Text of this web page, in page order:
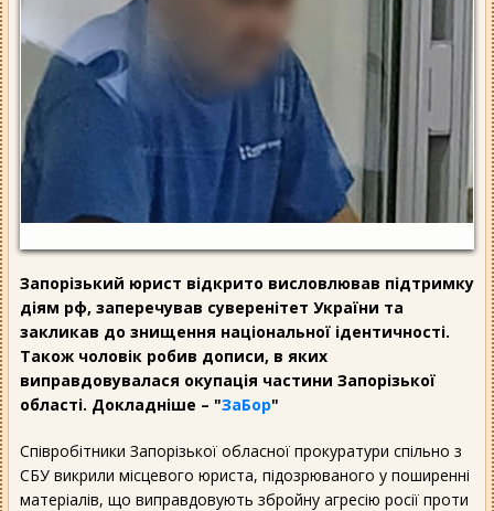
Запорізький юрист відкрито висловлював підтримку
діям рф, заперечував суверенітет України та
закликав до знищення національної ідентичності.
Також чоловік робив дописи, в яких
виправдовувалася окупація частини Запорізької
області. Докладніше – "ЗаБор"
Співробітники Запорізької обласної прокуратури спільно з
СБУ викрили місцевого юриста, підозрюваного у поширенні
матеріалів, що виправдовують збройну агресію росії проти